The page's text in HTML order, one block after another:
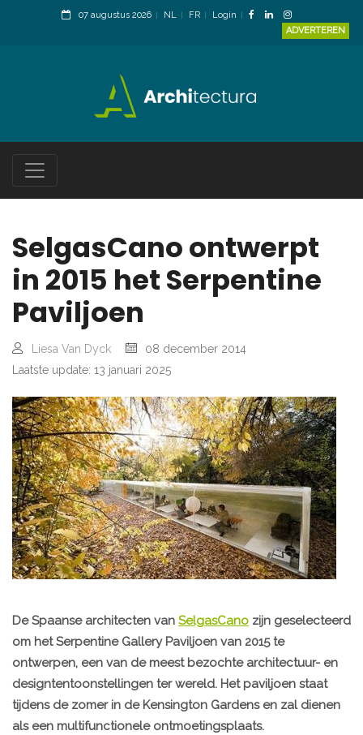
07 augustus 2026 NL FR
Login
ADVERTEREN
SelgasCano ontwerpt
in 2015 het Serpentine
Paviljoen
Liesa Van Dyck
08 december 2014
Laatste update: 13 januari 2025
De Spaanse architecten van SelgasCano zijn geselecteerd
om het Serpentine Gallery Paviljoen van 2015 te
ontwerpen, een van de meest bezochte architectuur- en
designtentoonstellingen ter wereld. Het paviljoen staat
tijdens de zomer in de Kensington Gardens en zal dienen
als een multifunctionele ontmoetingsplaats.